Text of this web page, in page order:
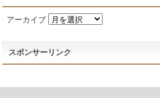
アーカイブ
スポンサーリンク